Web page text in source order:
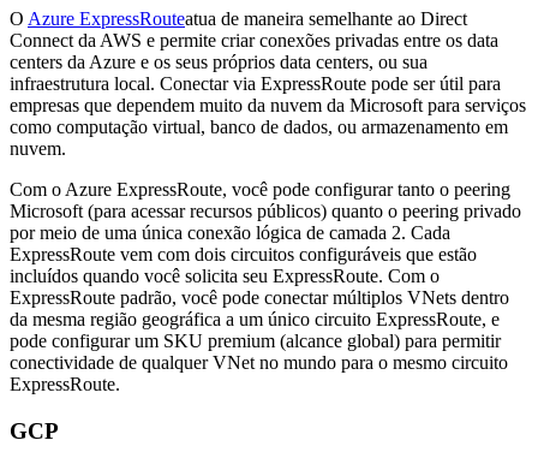
O Azure ExpressRouteatua de maneira semelhante ao Direct
Connect da AWS e permite criar conexões privadas entre os data
centers da Azure e os seus próprios data centers, ou sua
infraestrutura local. Conectar via ExpressRoute pode ser útil para
empresas que dependem muito da nuvem da Microsoft para serviços
como computação virtual, banco de dados, ou armazenamento em
nuvem.
Com o Azure ExpressRoute, você pode configurar tanto o peering
Microsoft (para acessar recursos públicos) quanto o peering privado
por meio de uma única conexão lógica de camada 2. Cada
ExpressRoute vem com dois circuitos configuráveis que estão
incluídos quando você solicita seu ExpressRoute. Com o
ExpressRoute padrão, você pode conectar múltiplos VNets dentro
da mesma região geográfica a um único circuito ExpressRoute, e
pode configurar um SKU premium (alcance global) para permitir
conectividade de qualquer VNet no mundo para o mesmo circuito
ExpressRoute.
GCP